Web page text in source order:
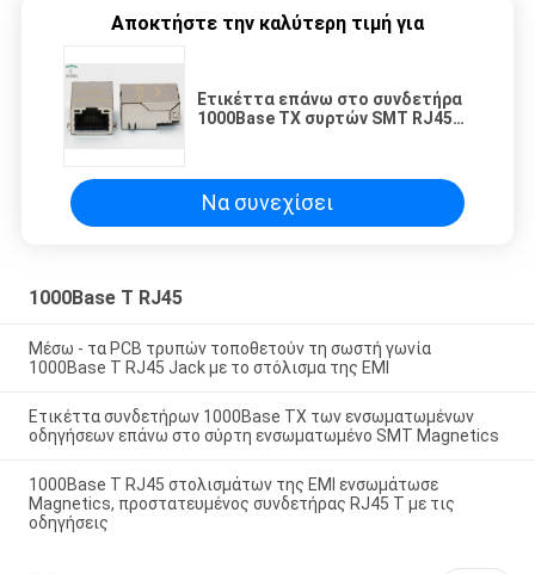
Αποκτήστε την καλύτερη τιμή για
Ετικέττα επάνω στο συνδετήρα
1000Base TX συρτών SMT RJ45
Να συνεχίσει
1000Base Τ RJ45
Μέσω - τα PCB τρυπών τοποθετούν τη σωστή γωνία
1000Base Τ RJ45 Jack με το στόλισμα της EMI
Ετικέττα συνδετήρων 1000Base TX των ενσωματωμένων
οδηγήσεων επάνω στο σύρτη ενσωματωμένο SMT Magnetics
1000Base Τ RJ45 στολισμάτων της EMI ενσωμάτωσε
Magnetics, προστατευμένος συνδετήρας RJ45 Τ με τις
οδηγήσεις